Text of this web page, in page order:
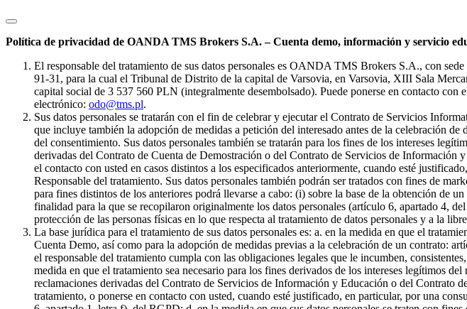
Política de privacidad de OANDA TMS Brokers S.A. – Cuenta demo, información y servicio
El responsable del tratamiento de sus datos personales es OANDA TMS Brokers S.A., con
91-31, para la cual el Tribunal de Distrito de la capital de Varsovia, en Varsovia, XIII Sala
capital social de 3 537 560 PLN (integralmente desembolsado). Puede ponerse en contacto
electrónico: odo@tms.pl.
Sus datos personales se tratarán con el fin de celebrar y ejecutar el Contrato de Servicios
que incluye también la adopción de medidas a petición del interesado antes de la celebración
del consentimiento. Sus datos personales también se tratarán para los fines de los intereses
derivadas del Contrato de Cuenta de Demostración o del Contrato de Servicios de
el contacto con usted en casos distintos a los especificados anteriormente, cuando esté
Responsable del tratamiento. Sus datos personales también podrán ser tratados con fines de
para fines distintos de los anteriores podrá llevarse a cabo: (i) sobre la base de la obtención de
finalidad para la que se recopilaron originalmente los datos personales (artículo 6, apartado 4,
protección de las personas físicas en lo que respecta al tratamiento de datos personales y a la
La base jurídica para el tratamiento de sus datos personales es: a. en la medida en que el
Cuenta Demo, así como para la adopción de medidas previas a la celebración de un contrato:
el responsable del tratamiento cumpla con las obligaciones legales que le incumben,
medida en que el tratamiento sea necesario para los fines derivados de los intereses legítimos
reclamaciones derivadas del Contrato de Servicios de Información y Educación o del Contrato
tratamiento, o ponerse en contacto con usted, cuando esté justificado, en particular, por una